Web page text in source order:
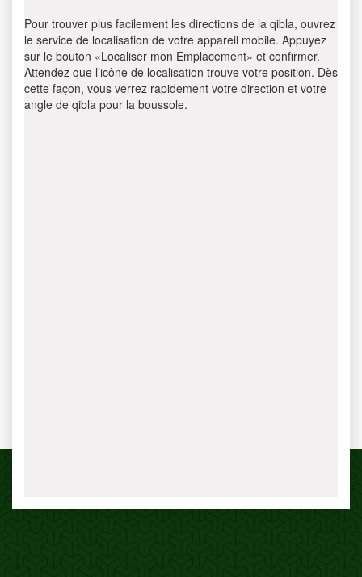
Pour trouver plus facilement les directions de la qibla, ouvrez
le service de localisation de votre appareil mobile. Appuyez
sur le bouton «Localiser mon Emplacement» et confirmer.
Attendez que l’icône de localisation trouve votre position. Dès
cette façon, vous verrez rapidement votre direction et votre
angle de qibla pour la boussole.